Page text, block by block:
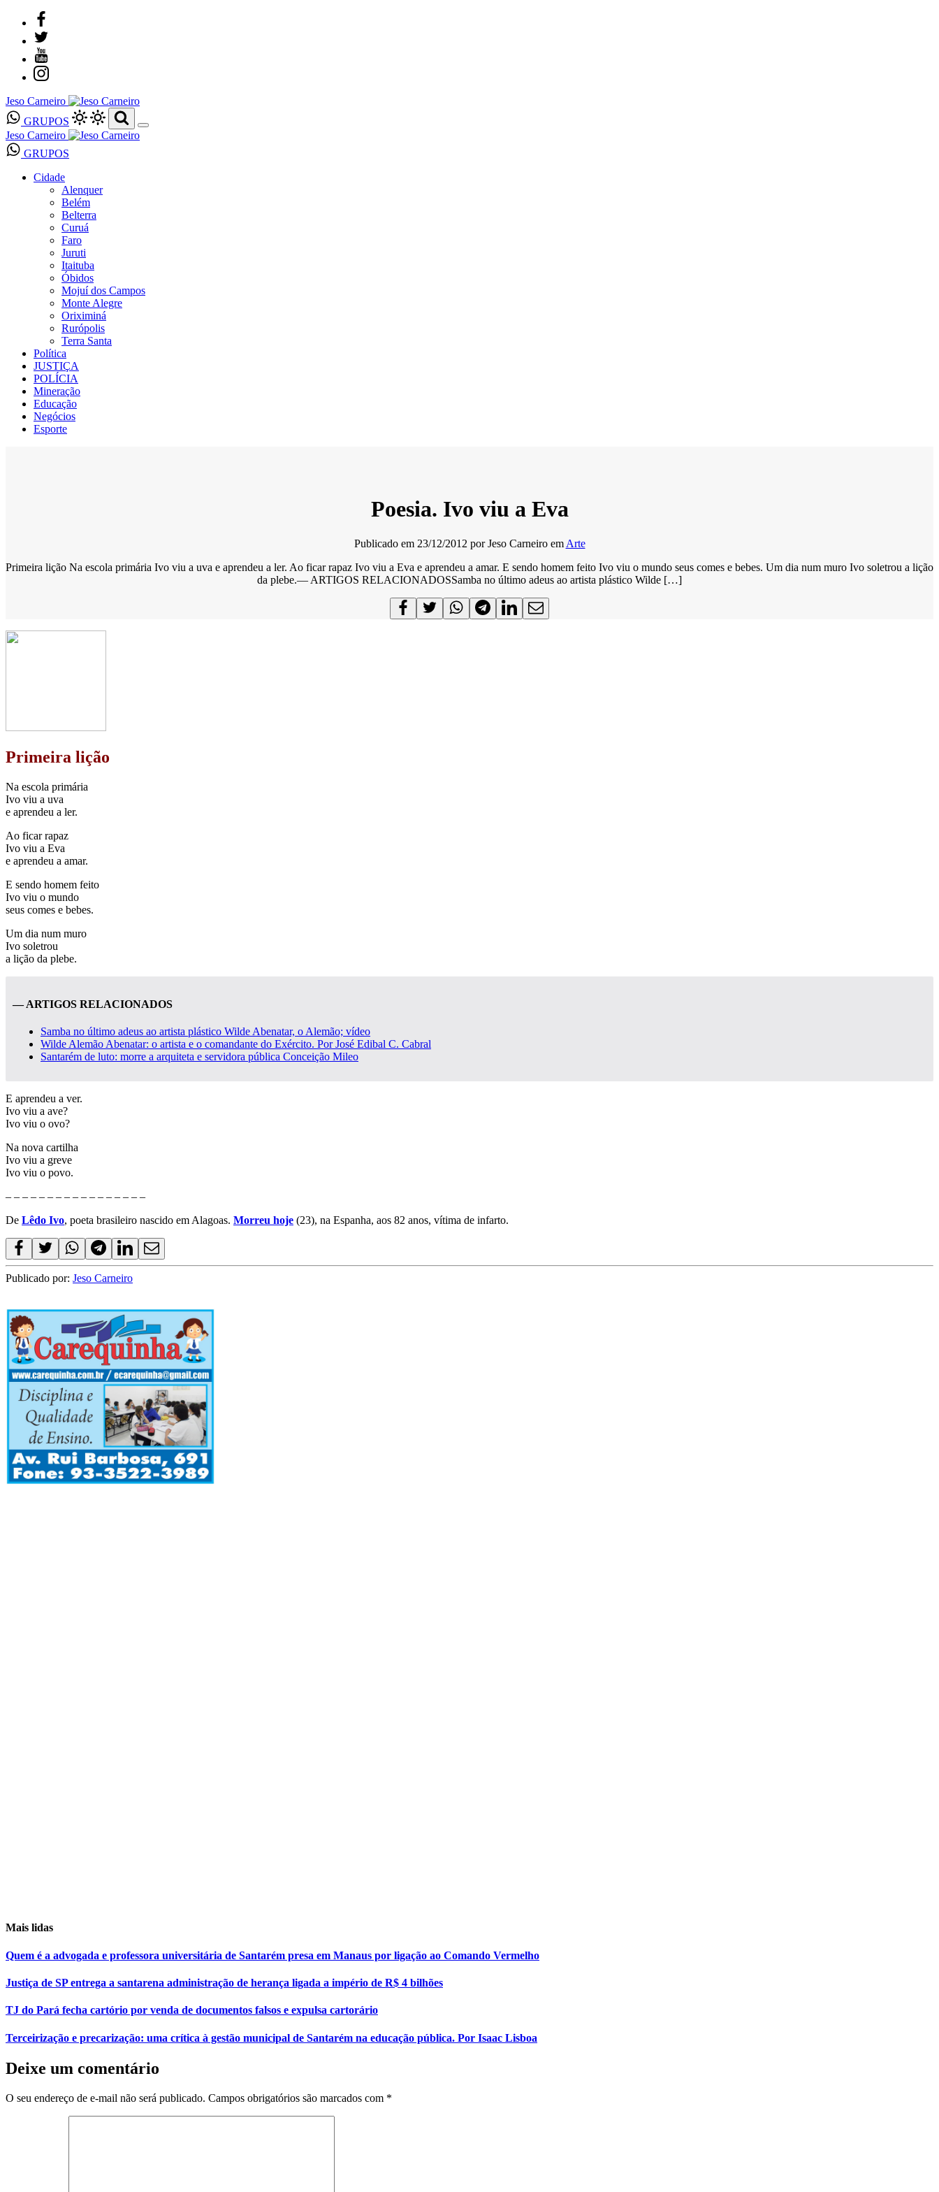
Jeso Carneiro
GRUPOS
Jeso Carneiro
GRUPOS
Cidade
Alenquer
Belém
Belterra
Curuá
Faro
Juruti
Itaituba
Óbidos
Mojuí dos Campos
Monte Alegre
Oriximiná
Rurópolis
Terra Santa
Política
JUSTIÇA
POLÍCIA
Mineração
Educação
Negócios
Esporte
Poesia. Ivo viu a Eva
Publicado em 23/12/2012 porJeso Carneiro em Arte
Primeira lição Na escola primária Ivo viu a uva e aprendeu a ler. Ao ficar rapaz Ivo viu a Eva e aprendeu a amar. E sendo homem feito Ivo viu o mundo seus comes e bebes. Um dia num muro Ivo soletrou a lição
da plebe.— ARTIGOS RELACIONADOSSamba no último adeus ao artista plástico Wilde […]
Primeira lição
Na escola primária
Ivo viu a uva
e aprendeu a ler.
Ao ficar rapaz
Ivo viu a Eva
e aprendeu a amar.
E sendo homem feito
Ivo viu o mundo
seus comes e bebes.
Um dia num muro
Ivo soletrou
a lição da plebe.
— ARTIGOS RELACIONADOS
Samba no último adeus ao artista plástico Wilde Abenatar, o Alemão; vídeo
Wilde Alemão Abenatar: o artista e o comandante do Exército. Por José Edibal C. Cabral
Santarém de luto: morre a arquiteta e servidora pública Conceição Mileo
E aprendeu a ver.
Ivo viu a ave?
Ivo viu o ovo?
Na nova cartilha
Ivo viu a greve
Ivo viu o povo.
– – – – – – – – – – – – – – – – –
De Lêdo Ivo, poeta brasileiro nascido em Alagoas. Morreu hoje (23), na Espanha, aos 82 anos, vítima de infarto.
Publicado por: Jeso Carneiro
Mais lidas
Quem é a advogada e professora universitária de Santarém presa em Manaus por ligação ao Comando Vermelho
Justiça de SP entrega a santarena administração de herança ligada a império de R$ 4 bilhões
TJ do Pará fecha cartório por venda de documentos falsos e expulsa cartorário
Terceirização e precarização: uma crítica à gestão municipal de Santarém na educação pública. Por Isaac Lisboa
Deixe um comentário
O seu endereço de e-mail não será publicado. Campos obrigatórios são marcados com *